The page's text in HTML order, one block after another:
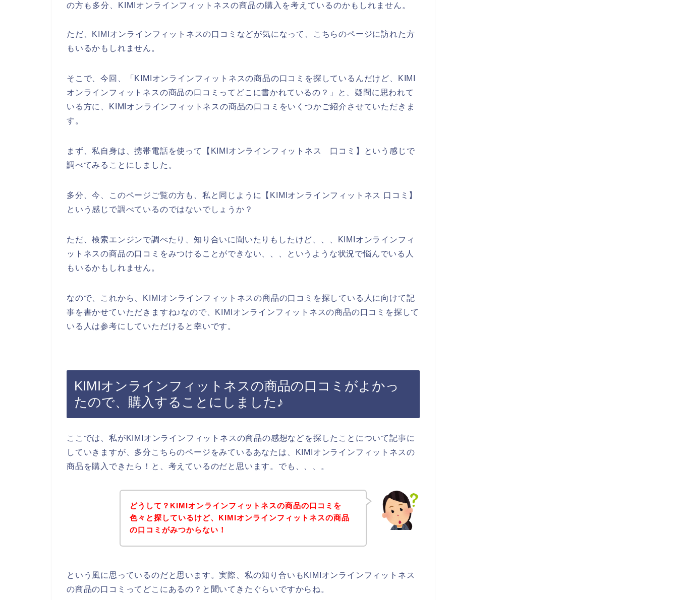
の方も多分、KIMIオンラインフィットネスの商品の購入を考えているのかもしれません。
ただ、KIMIオンラインフィットネスの口コミなどが気になって、こちらのページに訪れた方
もいるかもしれません。
そこで、今回、「KIMIオンラインフィットネスの商品の口コミを探しているんだけど、KIMI
オンラインフィットネスの商品の口コミってどこに書かれているの？」と、疑問に思われて
いる方に、KIMIオンラインフィットネスの商品の口コミをいくつかご紹介させていただきま
す。
まず、私自身は、携帯電話を使って【KIMIオンラインフィットネス 口コミ】という感じで
調べてみることにしました。
多分、今、このページご覧の方も、私と同じように【KIMIオンラインフィットネス 口コミ】
という感じで調べているのではないでしょうか？
ただ、検索エンジンで調べたり、知り合いに聞いたりもしたけど、、、KIMIオンラインフィ
ットネスの商品の口コミをみつけることができない、、、というような状況で悩んでいる人
もいるかもしれません。
なので、これから、KIMIオンラインフィットネスの商品の口コミを探している人に向けて記
事を書かせていただきますね♪なので、KIMIオンラインフィットネスの商品の口コミを探して
いる人は参考にしていただけると幸いです。
KIMIオンラインフィットネスの商品の口コミがよかっ
たので、購入することにしました♪
ここでは、私がKIMIオンラインフィットネスの商品の感想などを探したことについて記事に
していきますが、多分こちらのページをみているあなたは、KIMIオンラインフィットネスの
商品を購入できたら！と、考えているのだと思います。でも、、、。
どうして？KIMIオンラインフィットネスの商品の口コミを
色々と探しているけど、KIMIオンラインフィットネスの商品
の口コミがみつからない！
という風に思っているのだと思います。実際、私の知り合いもKIMIオンラインフィットネス
の商品の口コミってどこにあるの？と聞いてきたぐらいですからね。